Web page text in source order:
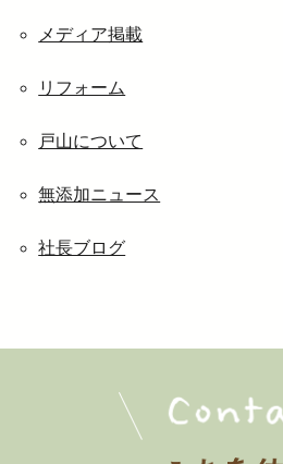
メディア掲載
リフォーム
戸山について
無添加ニュース
社長ブログ